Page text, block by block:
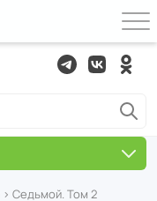
› Седьмой. Том 2